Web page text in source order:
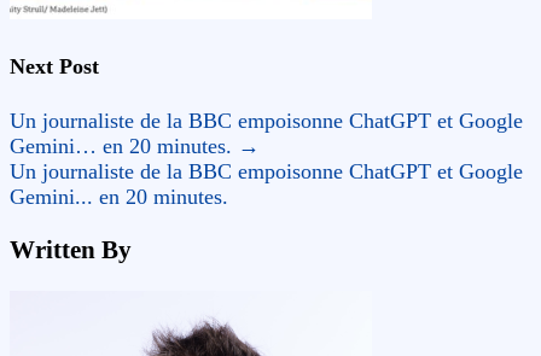
Next Post
Un journaliste de la BBC empoisonne ChatGPT et Google
Gemini… en 20 minutes. →
Un journaliste de la BBC empoisonne ChatGPT et Google
Gemini... en 20 minutes.
Written By